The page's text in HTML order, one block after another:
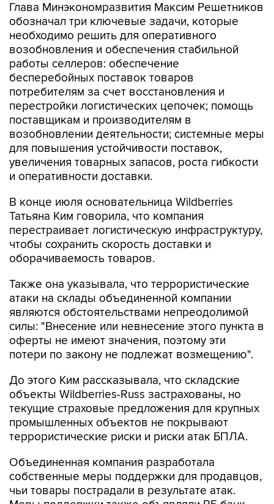
Глава Минэкономразвития Максим Решетников
обозначал три ключевые задачи, которые
необходимо решить для оперативного
возобновления и обеспечения стабильной
работы селлеров: обеспечение
бесперебойных поставок товаров
потребителям за счет восстановления и
перестройки логистических цепочек; помощь
поставщикам и производителям в
возобновлении деятельности; системные меры
для повышения устойчивости поставок,
увеличения товарных запасов, роста гибкости
и оперативности доставки.
В конце июля основательница Wildberries
Татьяна Ким говорила, что компания
перестраивает логистическую инфраструктуру,
чтобы сохранить скорость доставки и
оборачиваемость товаров.
Также она указывала, что террористические
атаки на склады объединенной компании
являются обстоятельствами непреодолимой
силы: "Внесение или невнесение этого пункта в
оферты не имеют значения, поэтому эти
потери по закону не подлежат возмещению".
До этого Ким рассказывала, что складские
объекты Wildberries-Russ застрахованы, но
текущие страховые предложения для крупных
промышленных объектов не покрывают
террористические риски и риски атак БПЛА.
Объединенная компания разработала
собственные меры поддержки для продавцов,
чьи товары пострадали в результате атак.